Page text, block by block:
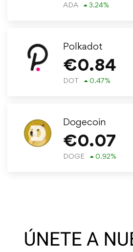
ADA 3.24%
Polkadot
€0.84
DOT 0.47%
Dogecoin
€0.07
DOGE 0.92%